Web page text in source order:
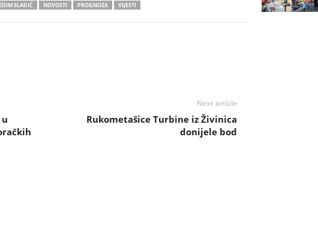
SLADIĆ NOVOSTI PROGNOZA VIJESTI
Next article
Rukometašice Turbine iz Živinica
donijele bod